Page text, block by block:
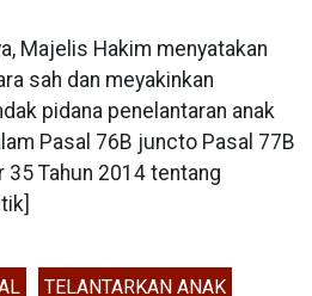
Majelis Hakim menyatakan
sah dan meyakinkan
pidana penelantaran anak
Pasal 76B juncto Pasal 77B
35 Tahun 2014 tentang
TELANTARKAN ANAK